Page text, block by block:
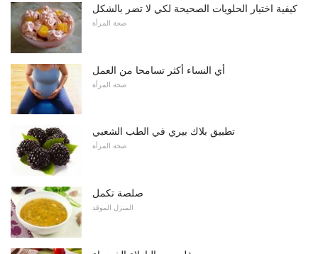
كيفية اختيار الحلويات الصحيحة لكي لا تضر بالشكل
صحة المرأة
أي النساء أكثر تسامحا من العمل
صحة المرأة
تطبيق بلاك بيري في الطب الشعبي
صحة المرأة
صلصة تكمل
المنزل الموقد